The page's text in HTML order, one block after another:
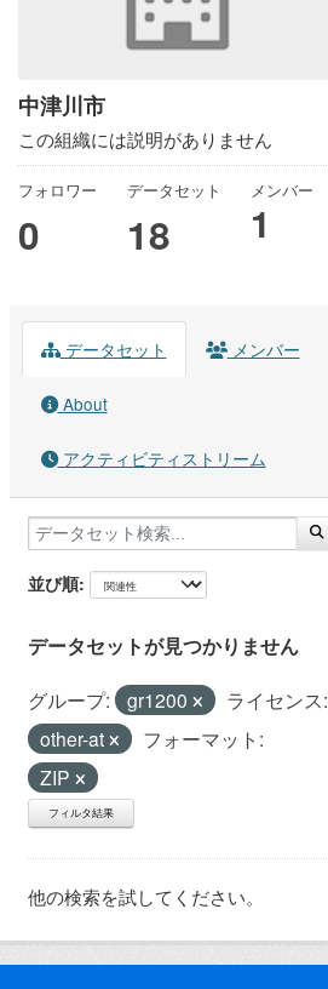
中津川市
この組織には説明がありません
フォロワー
0
データセット
18
メンバー
1
データセット メンバー
About
アクティビティストリーム
並び順
データセットが見つかりません
グループ: gr1200
ライセンス:
other-at
フォーマット:
ZIP
フィルタ結果
他の検索を試してください。